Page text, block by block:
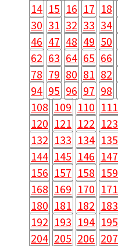
14 15 16 17 18
30 31 32 33 34
46 47 48 49 50
62 63 64 65 66
78 79 80 81 82
94 95 96 97 98
108 109 110 111
120 121 122 123
132 133 134 135
144 145 146 147
156 157 158 159
168 169 170 171
180 181 182 183
192 193 194 195
204 205 206 207